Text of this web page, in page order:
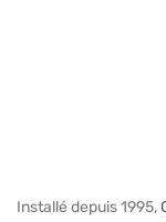
Installé depuis 1995,